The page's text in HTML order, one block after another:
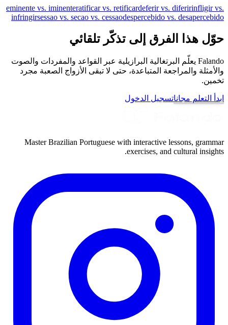
eminente vs. iminenteratificar vs. retificardeferir vs. diferirinfligir vs.
infringirsessao vs. secao vs. cessaodespercebido vs. desapercebido
حوّل هذا الفرق إلى تذكّر تلقائي
Falando يعلّم البرتغالية البرازيلية عبر القواعد والمفردات والصوت
والأمثلة والمراجعة المتباعدة، حتى لا تبقى الأزواج الصعبة مجرد
تخمين.
ابدأ التعلم مجاناتسجيل الدخول
Master Brazilian Portuguese with interactive lessons, grammar
exercises, and cultural insights.